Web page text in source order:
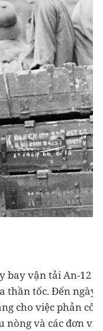
bay vận tải An-12
thần tốc. Đến ngày
cho việc phản
nòng và các đơn vị